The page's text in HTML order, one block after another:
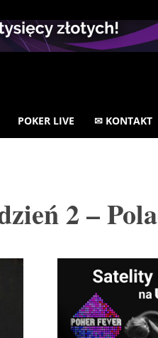
POKER LIVE ✉ KONTAKT
2 –